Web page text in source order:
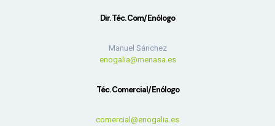
Dir. Téc. Com/Enólogo
Manuel Sánchez
enogalia@menasa.es
Téc. Comercial/Enólogo
comercial@enogalia.es